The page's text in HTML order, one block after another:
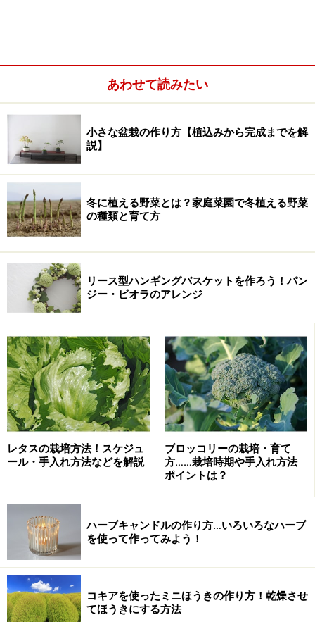
コキアを使った手作りミニホウキの材料
コキアのほうき、作り方
コキアを使った手作りミニホウキの材料
抜き取ったコキア
コキア
ホウキの柄に使う、木の枝
タコ糸など丈夫な糸
木工用ボンド
装飾用に小布、レース、ボタンなど
あわせて読みたい
小さな盆栽の作り方【植込みから完成までを解
説】
冬に植える野菜とは？家庭菜園で冬植える野菜
の種類と育て方
リース型ハンギングバスケットを作ろう！パン
ジー・ビオラのアレンジ
レタスの栽培方法！スケジュ
ール・手入れ方法などを解説
ブロッコリーの栽培・育て
方……栽培時期や手入れ方法
ポイントは？
ハーブキャンドルの作り方…いろいろなハーブ
を使って作ってみよう！
コキアを使ったミニほうきの作り方！乾燥させ
てほうきにする方法